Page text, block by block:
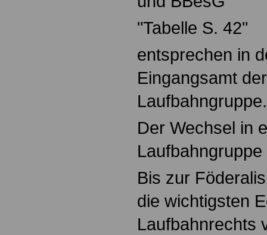
"Tabelle S. 42"
entsprechen in
Eingangsamt
Laufbahngruppe.
Der Wechsel in
Bis zur
die wichtigsten
Laufbahnrechts